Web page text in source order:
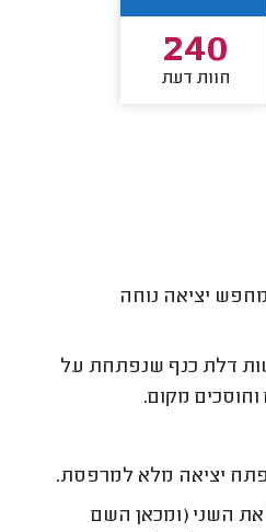
240
חוות דעת
יציאה נוחה
דלת כנף שנפתחת על
מקום.
פתח יציאה מלא למרפסת.
השני (ומכאן השם